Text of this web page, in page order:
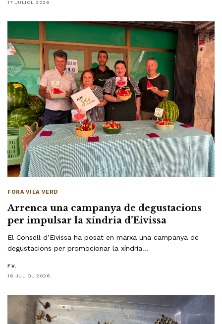
17 JULIOL 2026
FORA VILA VERD
Arrenca una campanya de degustacions
per impulsar la xíndria d’Eivissa
El Consell d’Eivissa ha posat en marxa una campanya de
degustacions per promocionar la xíndria…
F.V.
16 JULIOL 2026